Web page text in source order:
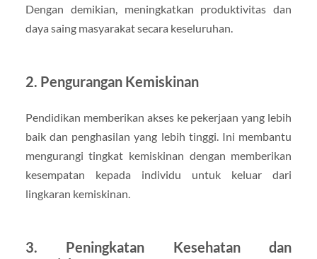
Dengan demikian, meningkatkan produktivitas dan
daya saing masyarakat secara keseluruhan.
2. Pengurangan Kemiskinan
Pendidikan memberikan akses ke pekerjaan yang lebih
baik dan penghasilan yang lebih tinggi. Ini membantu
mengurangi tingkat kemiskinan dengan memberikan
kesempatan kepada individu untuk keluar dari
lingkaran kemiskinan.
3. Peningkatan Kesehatan dan